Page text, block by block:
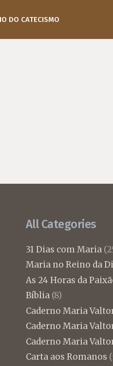
DO CATECISMO
All Categories
31 Dias com Maria
Maria no Reino da
As 24 Horas da
Bíblia(8)
Caderno Maria
Caderno Maria
Caderno Maria
Carta aos Romanos